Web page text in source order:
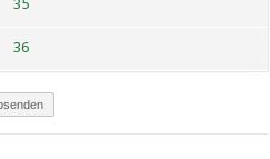
35
36